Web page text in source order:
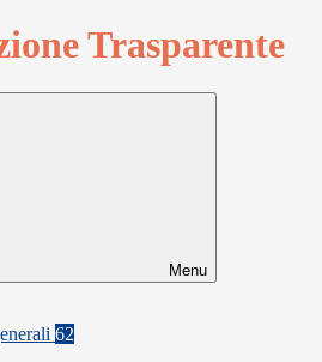
Trasparente
Menu
62